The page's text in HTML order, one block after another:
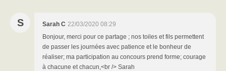
S Sarah C 22/03/2020 08:29
Bonjour, merci pour ce partage ; nos toiles et fils permettent
de passer les journées avec patience et le bonheur de
réaliser; ma participation au concours prend forme; courage
à chacune et chacun,<br /> Sarah